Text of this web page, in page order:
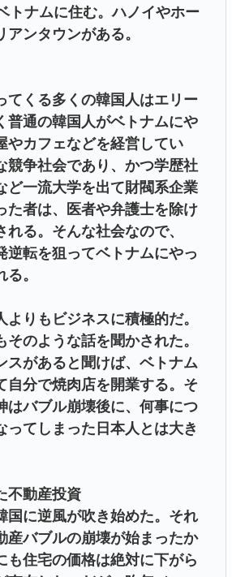
トナムに住む。ハノイやホー
ンタウンがある。
くる多くの韓国人はエリー
普通の韓国人がベトナムにや
やカフェなどを経営してい
競争社会であり、かつ学歴社
ど一流大学を出て財閥系企業
た者は、医者や弁護士を除け
れる。そんな社会なので、
逆転を狙ってベトナムにやっ
。
りもビジネスに積極的だ。
のような話を聞かされた。
スがあると聞けば、ベトナム
自分で焼肉店を開業する。そ
はバブル崩壊後に、何事につ
ってしまった日本人とは大き
不動産投資
に逆風が吹き始めた。それ
産バブルの崩壊が始まったか
も住宅の価格は絶対に下がら